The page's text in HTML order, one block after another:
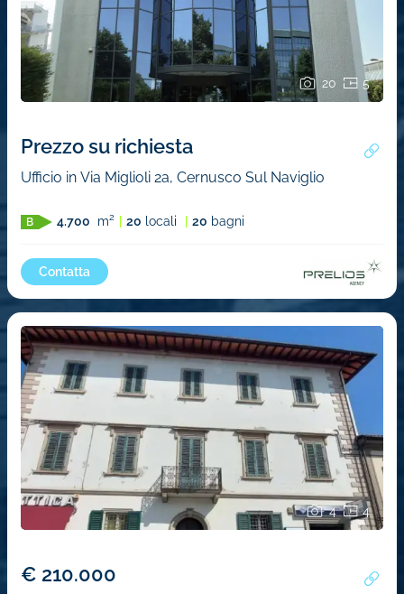
20 5
Prezzo su richiesta
Ufficio in Via Miglioli 2a, Cernusco Sul Naviglio
B 4.700 m2 20 locali 20 bagni
Contatta
4 4
€ 210.000